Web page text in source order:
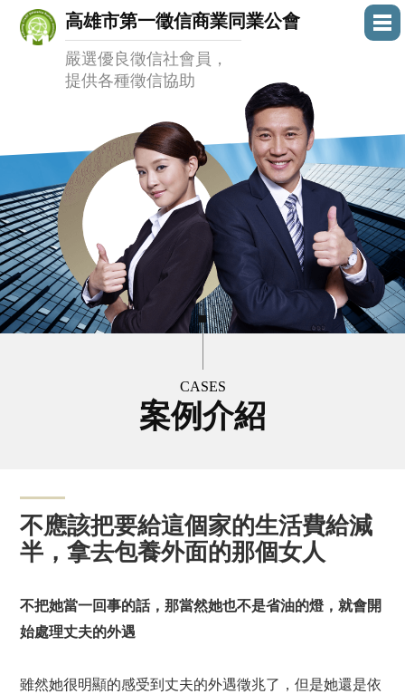
高雄市第一徵信商業同業公會
嚴選優良徵信社會員，
提供各種徵信協助
CASES
案例介紹
不應該把要給這個家的生活費給減
半，拿去包養外面的那個女人
不把她當一回事的話，那當然她也不是省油的燈，就會開
始處理丈夫的外遇
雖然她很明顯的感受到丈夫的外遇徵兆了，但是她還是依